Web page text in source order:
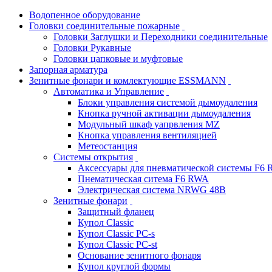
Водопенное оборудование
Головки соединительные пожарные
Головки Заглушки и Переходники соединительные
Головки Рукавные
Головки цапковые и муфтовые
Запорная арматура
Зенитные фонари и комлектующие ESSMANN
Автоматика и Управление
Блоки управления системой дымоудаления
Кнопка ручной активации дымоудаления
Модульный шкаф уапрвления MZ
Кнопка управления вентиляцией
Метеостанция
Системы открытия
Аксессуары для пневматической системы F6
Пнематическая ситема F6 RWA
Электрическая система NRWG 48В
Зенитные фонари
Защитный фланец
Купол Classic
Купол Classic PC-s
Купол Classic PC-st
Основание зенитного фонаря
Купол круглой формы